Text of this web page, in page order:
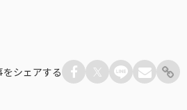
をシェアする